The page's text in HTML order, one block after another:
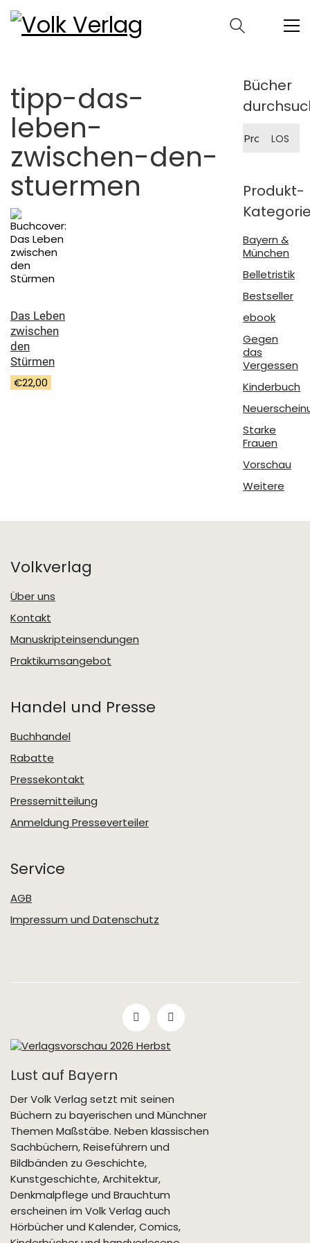
tipp-das-
leben-
zwischen-den-
stuermen
Das Leben
zwischen
den
Stürmen
€22,00
Bücher
nach:
LOS
Produkt-
Bayern &
München
Belletristik
Bestseller
ebook
Gegen
das
Vergessen
Kinderbuch
Starke
Frauen
Vorschau
Weitere
Volkverlag
Über uns
Kontakt
Manuskripteinsendungen
Praktikumsangebot
Handel und Presse
Buchhandel
Rabatte
Pressekontakt
Pressemitteilung
Anmeldung Presseverteiler
Service
AGB
Impressum und Datenschutz
Lust auf Bayern
Der Volk Verlag setzt mit seinen
Büchern zu bayerischen und Münchner
Themen Maßstäbe. Neben klassischen
Sachbüchern, Reiseführern und
Bildbänden zu Geschichte,
Kunstgeschichte, Architektur,
Denkmalpflege und Brauchtum
erscheinen im Volk Verlag auch
Hörbücher und Kalender, Comics,